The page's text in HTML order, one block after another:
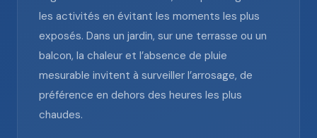
les activités en évitant les moments les plus
exposés. Dans un jardin, sur une terrasse ou un
balcon, la chaleur et l’absence de pluie
mesurable invitent à surveiller l’arrosage, de
préférence en dehors des heures les plus
chaudes.